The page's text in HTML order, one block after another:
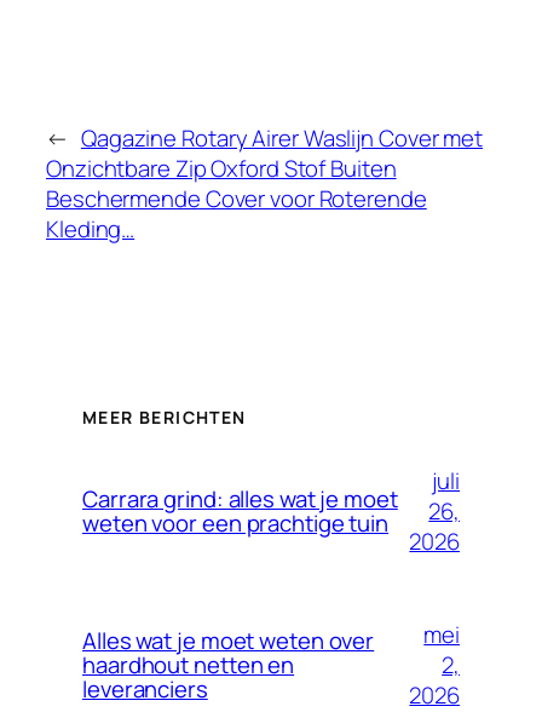
← Qagazine Rotary Airer Waslijn Cover met
Onzichtbare Zip Oxford Stof Buiten
Beschermende Cover voor Roterende
Kleding…
MEER BERICHTEN
Carrara grind: alles wat je moet
weten voor een prachtige tuin
juli
26,
2026
Alles wat je moet weten over
haardhout netten en
leveranciers
mei
2,
2026